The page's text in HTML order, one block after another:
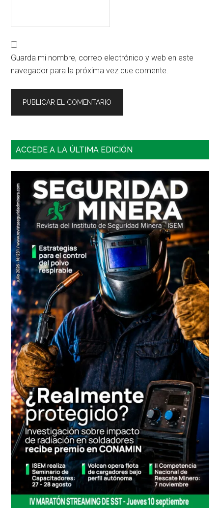
Guarda mi nombre, correo electrónico y web en este
navegador para la próxima vez que comente.
Barra
principal
ACCEDE A LA ÚLTIMA EDICIÓN